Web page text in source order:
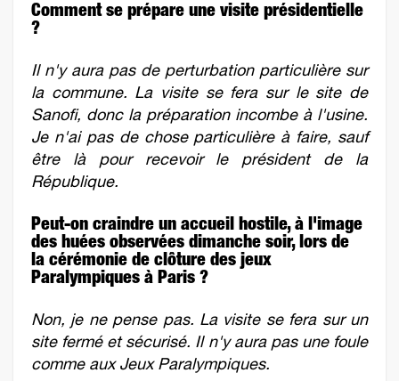
Comment se prépare une visite présidentielle
?
Il n'y aura pas de perturbation particulière sur
la commune. La visite se fera sur le site de
Sanofi, donc la préparation incombe à l'usine.
Je n'ai pas de chose particulière à faire, sauf
être là pour recevoir le président de la
République.
Peut-on craindre un accueil hostile, à l'image
des huées observées dimanche soir, lors de
la cérémonie de clôture des jeux
Paralympiques à Paris ?
Non, je ne pense pas. La visite se fera sur un
site fermé et sécurisé. Il n'y aura pas une foule
comme aux Jeux Paralympiques.